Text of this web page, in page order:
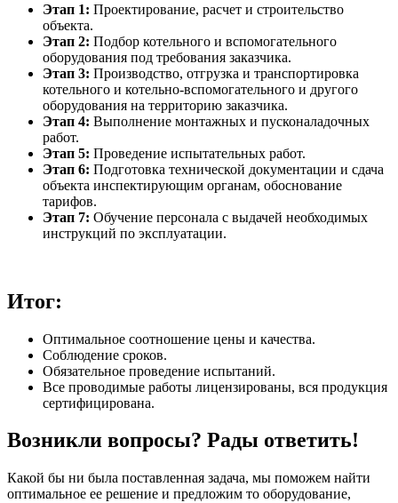
Этап 1: Проектирование, расчет и строительство
объекта.
Этап 2: Подбор котельного и вспомогательного
оборудования под требования заказчика.
Этап 3: Производство, отгрузка и транспортировка
котельного и котельно-вспомогательного и другого
оборудования на территорию заказчика.
Этап 4: Выполнение монтажных и пусконаладочных
работ.
Этап 5: Проведение испытательных работ.
Этап 6: Подготовка технической документации и сдача
объекта инспектирующим органам, обоснование
тарифов.
Этап 7: Обучение персонала с выдачей необходимых
инструкций по эксплуатации.
Итог:
Оптимальное соотношение цены и качества.
Соблюдение сроков.
Обязательное проведение испытаний.
Все проводимые работы лицензированы, вся продукция
сертифицирована.
Возникли вопросы? Рады ответить!
Какой бы ни была поставленная задача, мы поможем найти
оптимальное ее решение и предложим то оборудование,